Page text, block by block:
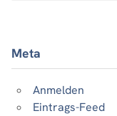
Meta
Anmelden
Eintrags-Feed